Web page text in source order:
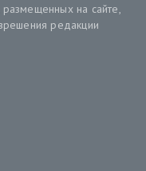
на сайте,
редакции